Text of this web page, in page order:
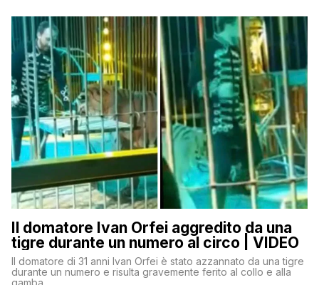
Il domatore Ivan Orfei aggredito da una
tigre durante un numero al circo | VIDEO
Il domatore di 31 anni Ivan Orfei è stato azzannato da una tigre
durante un numero e risulta gravemente ferito al collo e alla